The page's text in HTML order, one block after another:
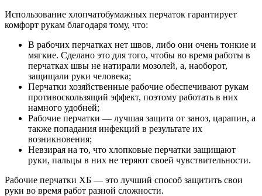
Использование хлопчатобумажных перчаток гарантирует
комфорт рукам благодаря тому, что:
В рабочих перчатках нет швов, либо они очень тонкие и
мягкие. Сделано это для того, чтобы во время работы в
перчатках швы не натирали мозолей, а, наоборот,
защищали руки человека;
Перчатки хозяйственные рабочие обеспечивают рукам
противоскользящий эффект, поэтому работать в них
намного удобней;
Рабочие перчатки — лучшая защита от заноз, царапин, а
также попадания инфекций в результате их
возникновения;
Невзирая на то, что хлопковые перчатки защищают
руки, пальцы в них не теряют своей чувствительности.
Рабочие перчатки ХБ — это лучший способ защитить свои
руки во время работ разной сложности.